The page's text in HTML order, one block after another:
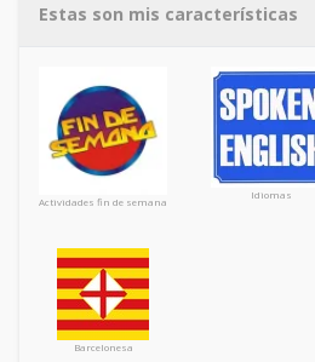
Estas son mis características
Actividades fin de semana
Idiomas
Barcelonesa